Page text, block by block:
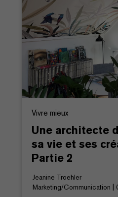
Vivre mieux
Une architecte
sa vie et ses
Partie 2
Jeanine Troehler
Marketing/Communication |